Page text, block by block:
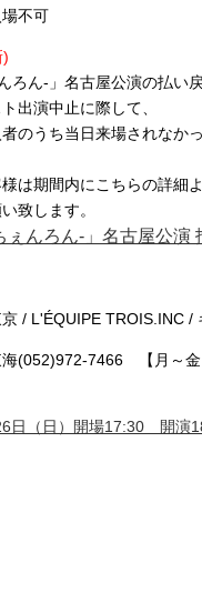
不可
)
ろん-」名古屋公演の払い
出演中止に際して、
のうち当日来場されなか
は期間内にこちらの詳細
致します。
ぇんろん-」名古屋公
/ L'ÉQUIPE TROIS.INC /
海(052)972-7466 【月～
日（日）開場17:30 開演